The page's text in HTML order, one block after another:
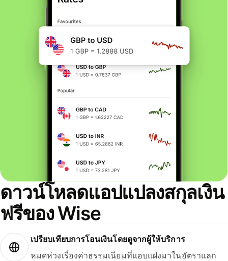
ดาวน์โหลดแอปแปลงสกุลเงิน
ฟรีของ Wise
เปรียบเทียบการโอนเงินโดยดูจากผู้ให้บริการ
หมดห่วงเรื่องค่าธรรมเนียมที่แอบแฝงมาในอัตราแลก